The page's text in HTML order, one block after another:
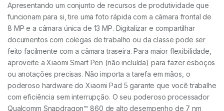
Apresentando um conjunto de recursos de produtividade que
funcionam para si, tire uma foto rápida com a câmara frontal de
8 MP e a câmara única de 13 MP. Digitalizar e compartilhar
documentos com colegas de trabalho ou da classe pode ser
feito facilmente com a câmara traseira. Para maior flexibilidade,
aproveite a Xiaomi Smart Pen (não incluída) para fazer esboços
ou anotações precisas. Não importa a tarefa em mãos, o
poderoso hardware do Xiaomi Pad 5 garante que você trabalhe
com eficiência sem interrupção. O seu poderoso processador
Qualcomm Snapdragon™ 860 de alto desempenho de 7 nm